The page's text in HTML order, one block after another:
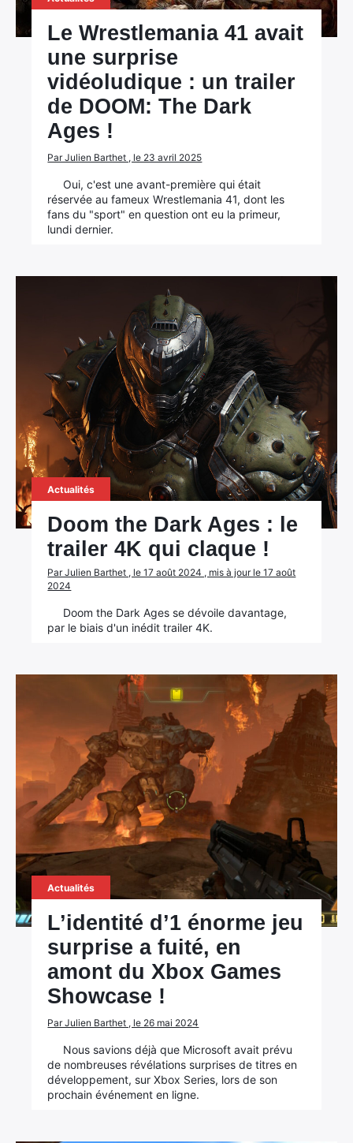
Le Wrestlemania 41 avait
une surprise
vidéoludique : un trailer
de DOOM: The Dark
Ages !
Par Julien Barthet , le 23 avril 2025
Oui, c'est une avant-première qui était
réservée au fameux Wrestlemania 41, dont les
fans du "sport" en question ont eu la primeur,
lundi dernier.
Actualités
Doom the Dark Ages : le
trailer 4K qui claque !
Par Julien Barthet , le 17 août 2024 , mis à jour le 17 août
2024
Doom the Dark Ages se dévoile davantage,
par le biais d'un inédit trailer 4K.
Actualités
L’identité d’1 énorme jeu
surprise a fuité, en
amont du Xbox Games
Showcase !
Par Julien Barthet , le 26 mai 2024
Nous savions déjà que Microsoft avait prévu
de nombreuses révélations surprises de titres en
développement, sur Xbox Series, lors de son
prochain événement en ligne.